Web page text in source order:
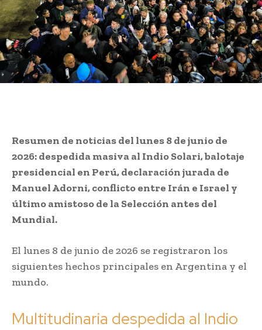
Resumen de noticias del lunes 8 de junio de
2026: despedida masiva al Indio Solari, balotaje
presidencial en Perú, declaración jurada de
Manuel Adorni, conflicto entre Irán e Israel y
último amistoso de la Selección antes del
Mundial.
El lunes 8 de junio de 2026 se registraron los
siguientes hechos principales en Argentina y el
mundo.
Multitudinaria despedida al Indio